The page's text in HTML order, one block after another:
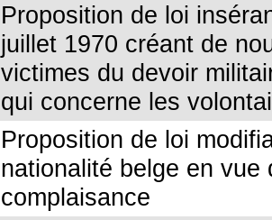
Proposition de loi
juillet 1970 créant de
victimes du devoir
qui concerne les
Proposition de loi
nationalité belge en
complaisance